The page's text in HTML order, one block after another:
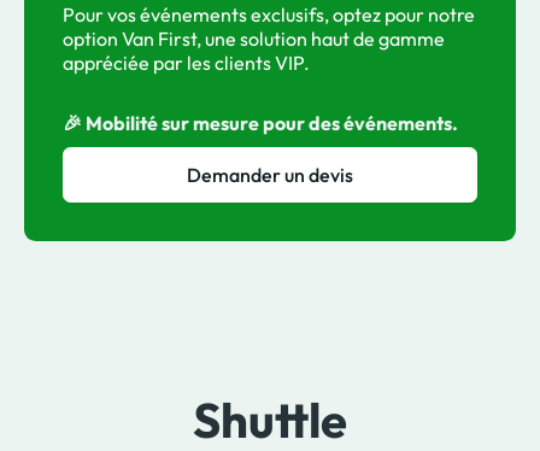
Pour vos événements exclusifs, optez pour notre
option Van First, une solution haut de gamme
appréciée par les clients VIP.
🎉 Mobilité sur mesure pour des événements.
Demander un devis
Shuttle